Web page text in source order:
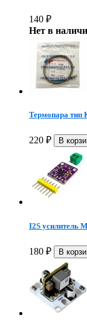
140 ₽
Нет в
Термопара тип
220 ₽
I2S усилитель
180 ₽